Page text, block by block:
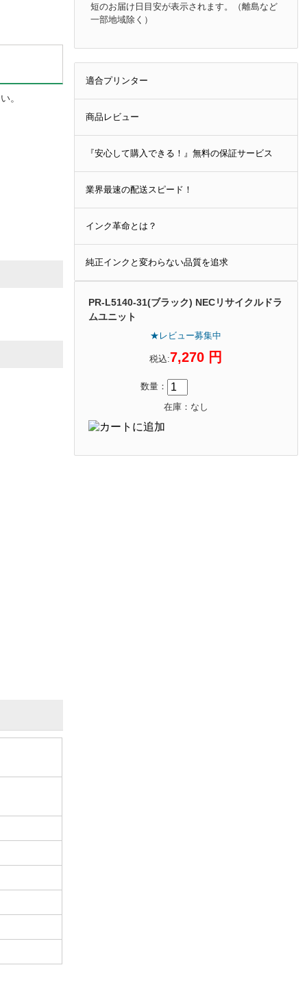
短のお届け日目安が表示されます。
（離島など
一部地域除く）
適合プリンター
商品レビュー
『安心して購入できる！』無料の保証サービス
業界最速の配送スピード！
インク革命とは？
純正インクと変わらない品質を追求
PR-L5140-31(ブラック) NECリサイクルドラ
ムユニット
★レビュー募集中
税込:7,270 円
数量：
在庫：なし
。